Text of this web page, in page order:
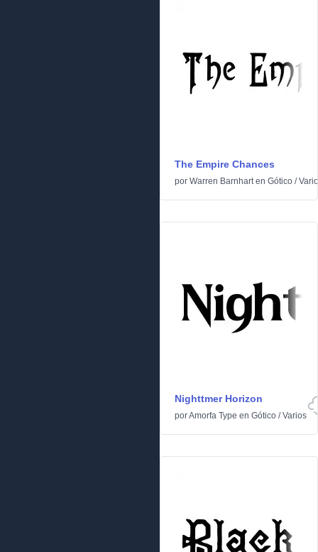
The Empire Chances
por Warren Barnharten Gótico /
Nighttmer Horizon
porAmorfa Type en Gótico /Varios